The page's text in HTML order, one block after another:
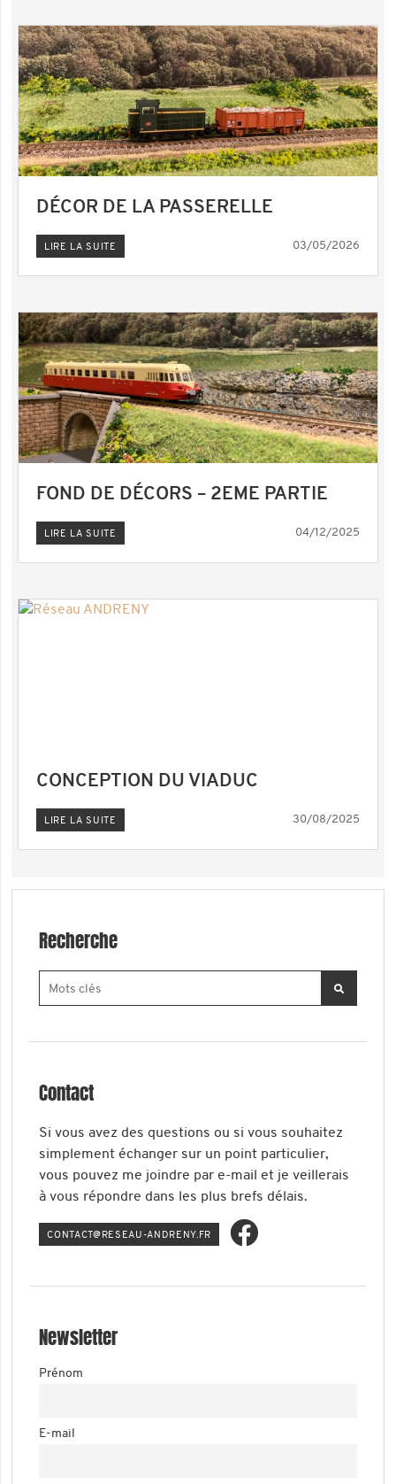
DÉCOR DE LA PASSERELLE
LIRE LA SUITE 03/05/2026
FOND DE DÉCORS – 2EME PARTIE
LIRE LA SUITE 04/12/2025
CONCEPTION DU VIADUC
LIRE LA SUITE 30/08/2025
Recherche
Contact
Si vous avez des questions ou si vous souhaitez
simplement échanger sur un point particulier,
vous pouvez me joindre par e-mail et je veillerais
à vous répondre dans les plus brefs délais.
RF.YN
ERDNA
-UAES
ER@TC
ATNOC
Newsletter
Prénom
E-mail